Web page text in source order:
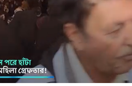
Unmute
/